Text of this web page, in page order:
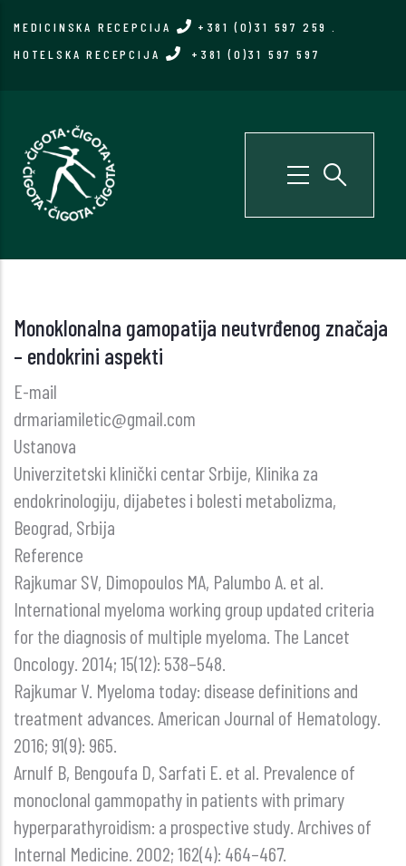
MEDICINSKA RECEPCIJA +381 (0)31 597 259
HOTELSKA RECEPCIJA
+381 (0)31 597 597
Monoklonalna gamopatija neutvrđenog značaja
– endokrini aspekti
E-mail
drmariamiletic@gmail.com
Ustanova
Univerzitetski klinički centar Srbije, Klinika za
endokrinologiju, dijabetes i bolesti metabolizma,
Beograd, Srbija
Reference
Rajkumar SV, Dimopoulos MA, Palumbo A. et al.
International myeloma working group updated criteria
for the diagnosis of multiple myeloma. The Lancet
Oncology. 2014; 15(12): 538–548.
Rajkumar V. Myeloma today: disease definitions and
treatment advances. American Journal of Hematology.
2016; 91(9): 965.
Arnulf B, Bengoufa D, Sarfati E. et al. Prevalence of
monoclonal gammopathy in patients with primary
hyperparathyroidism: a prospective study. Archives of
Internal Medicine. 2002; 162(4): 464–467.